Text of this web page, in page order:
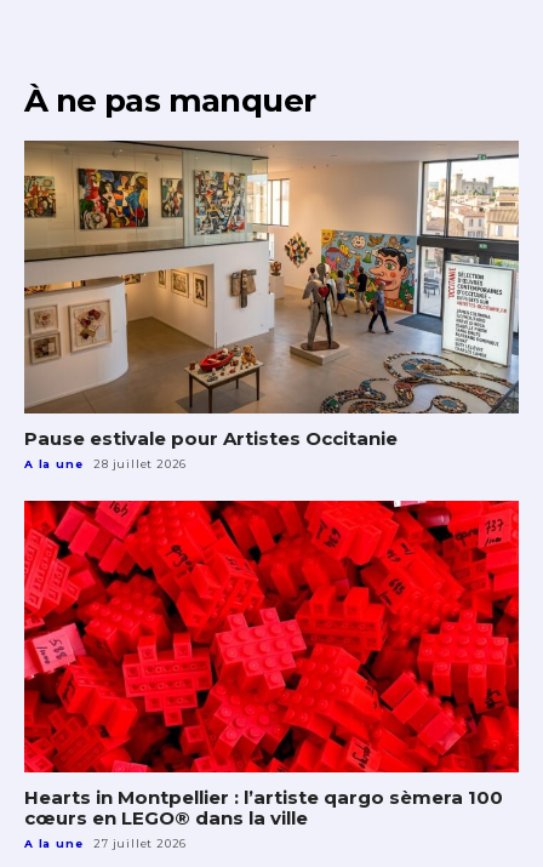
À ne pas manquer
Pause estivale pour Artistes Occitanie
A la une 28 juillet 2026
Hearts in Montpellier : l’artiste qargo sèmera 100
cœurs en LEGO® dans la ville
A la une 27 juillet 2026